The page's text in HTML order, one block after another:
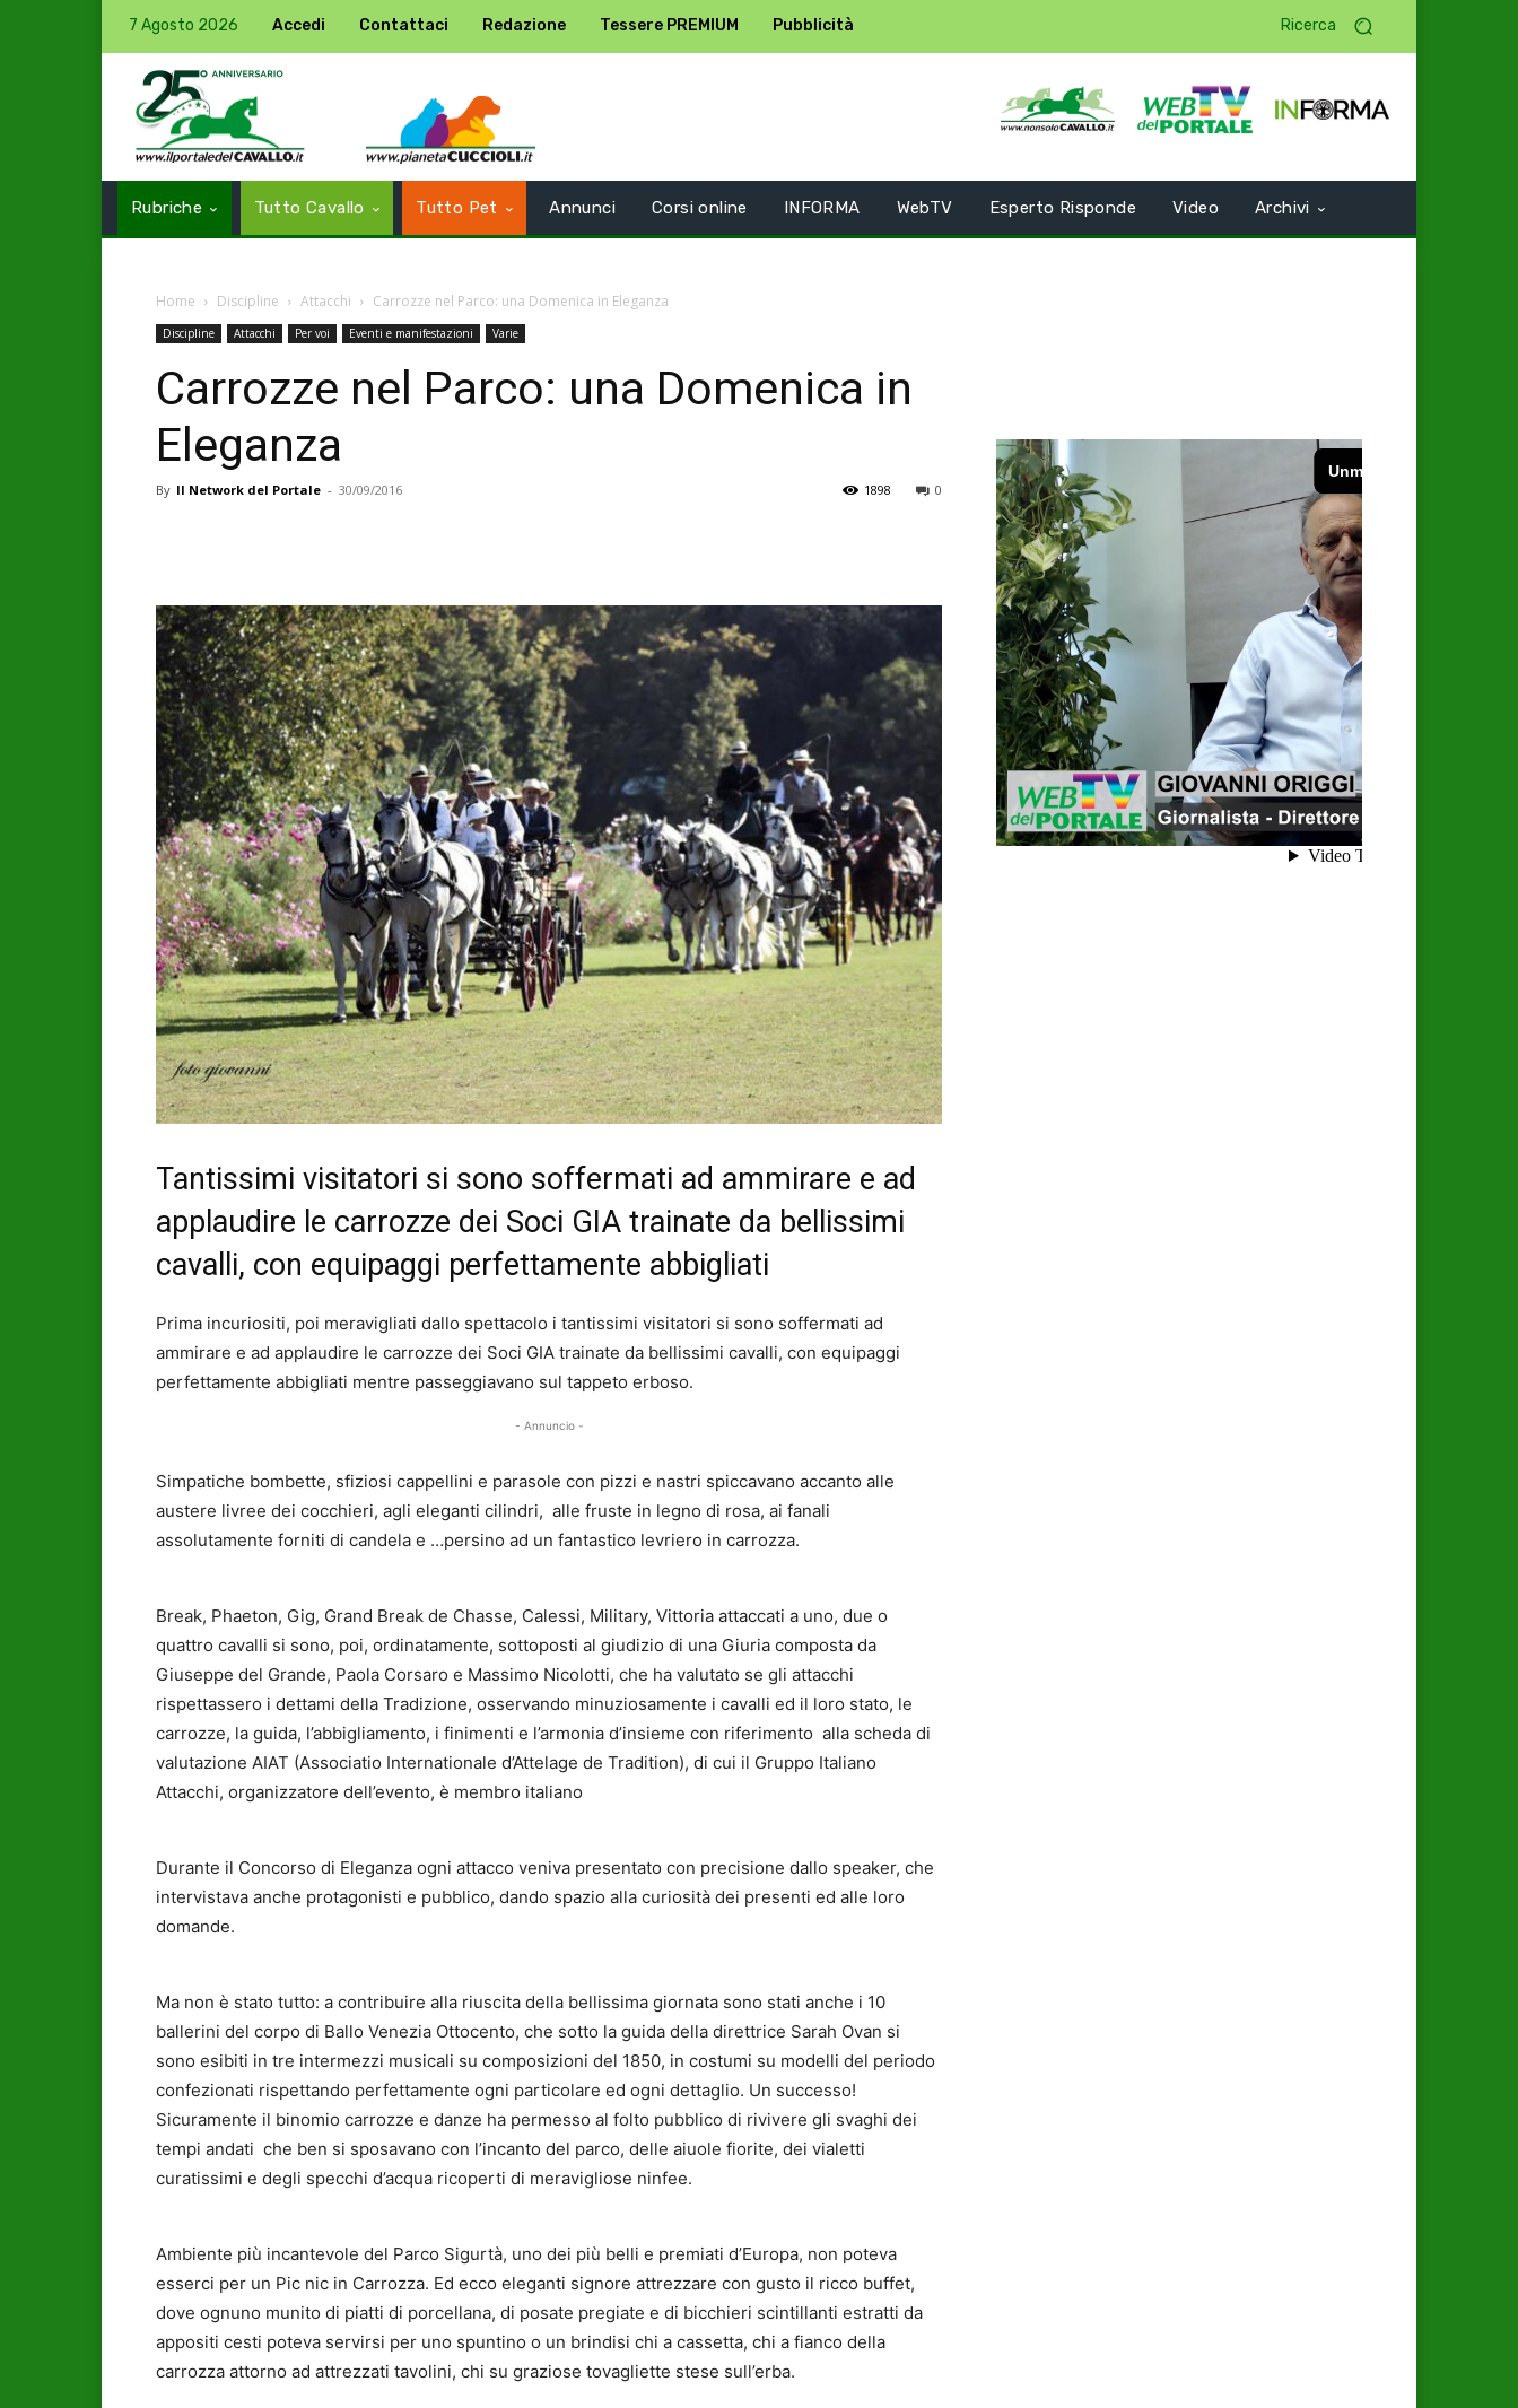
7 Agosto 2026 Accedi Contattaci Redazione Tessere PREMIUM Pubblicità Ricerca
Rubriche Tutto Cavallo Tutto Pet Annunci Corsi online INFORMA WebTV Esperto Risponde Video Archivi
Home Discipline Attacchi Carrozze nel Parco: una Domenica in Eleganza
Discipline Attacchi Per voi Eventi e manifestazioni Varie
Carrozze nel Parco: una Domenica in
Eleganza
By Il Network del Portale - 30/09/2016 0
1898
Tantissimi visitatori si sono soffermati ad ammirare e ad
applaudire le carrozze dei Soci GIA trainate da bellissimi
cavalli, con equipaggi perfettamente abbigliati
Prima incuriositi, poi meravigliati dallo spettacolo i tantissimi visitatori si sono soffermati ad
ammirare e ad applaudire le carrozze dei Soci GIA trainate da bellissimi cavalli, con equipaggi
perfettamente abbigliati mentre passeggiavano sul tappeto erboso.
- Annuncio -
Simpatiche bombette, sfiziosi cappellini e parasole con pizzi e nastri spiccavano accanto alle
austere livree dei cocchieri, agli eleganti cilindri, alle fruste in legno di rosa, ai fanali
assolutamente forniti di candela e …persino ad un fantastico levriero in carrozza.
Break, Phaeton, Gig, Grand Break de Chasse, Calessi, Military, Vittoria attaccati a uno, due o
quattro cavalli si sono, poi, ordinatamente, sottoposti al giudizio di una Giuria composta da
Giuseppe del Grande, Paola Corsaro e Massimo Nicolotti, che ha valutato se gli attacchi
rispettassero i dettami della Tradizione, osservando minuziosamente i cavalli ed il loro stato, le
carrozze, la guida, l’abbigliamento, i finimenti e l’armonia d’insieme con riferimento alla scheda di
valutazione AIAT (Associatio Internationale d’Attelage de Tradition), di cui il Gruppo Italiano
Attacchi, organizzatore dell’evento, è membro italiano
Durante il Concorso di Eleganza ogni attacco veniva presentato con precisione dallo speaker, che
intervistava anche protagonisti e pubblico, dando spazio alla curiosità dei presenti ed alle loro
domande.
Ma non è stato tutto: a contribuire alla riuscita della bellissima giornata sono stati anche i 10
ballerini del corpo di Ballo Venezia Ottocento, che sotto la guida della direttrice Sarah Ovan si
sono esibiti in tre intermezzi musicali su composizioni del 1850, in costumi su modelli del periodo
confezionati rispettando perfettamente ogni particolare ed ogni dettaglio. Un successo!
Sicuramente il binomio carrozze e danze ha permesso al folto pubblico di rivivere gli svaghi dei
tempi andati che ben si sposavano con l’incanto del parco, delle aiuole fiorite, dei vialetti
curatissimi e degli specchi d’acqua ricoperti di meravigliose ninfee.
Ambiente più incantevole del Parco Sigurtà, uno dei più belli e premiati d’Europa, non poteva
esserci per un Pic nic in Carrozza. Ed ecco eleganti signore attrezzare con gusto il ricco buffet,
dove ognuno munito di piatti di porcellana, di posate pregiate e di bicchieri scintillanti estratti da
appositi cesti poteva servirsi per uno spuntino o un brindisi chi a cassetta, chi a fianco della
carrozza attorno ad attrezzati tavolini, chi su graziose tovagliette stese sull’erba.